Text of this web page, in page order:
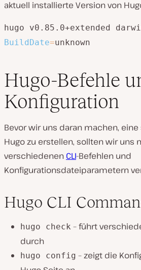
aktuell installierte Version von
hugo v0.85.0+extended
BuildDate=unknown
Hugo-Befehle
Konfiguration
Bevor wir uns daran machen,
Hugo zu erstellen, sollten wir uns
verschiedenen CLI-Befehlen und
Konfigurationsdateiparametern
Hugo CLI
hugo check – führt
durch
hugo config – zeigt die